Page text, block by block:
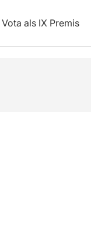
Vota als IX Premis